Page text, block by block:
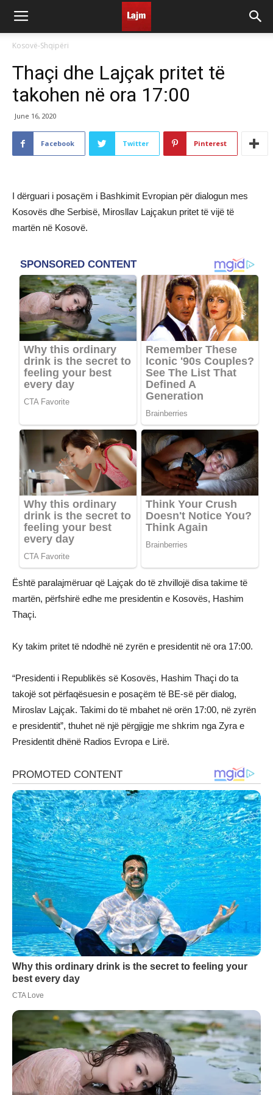
Kosovë-Shqipëri
Thaçi dhe Lajçak pritet të
takohen në ora 17:00
June 16, 2020
Facebook Twitter Pinterest
I dërguari i posaçëm i Bashkimit Evropian për dialogun mes
Kosovës dhe Serbisë, Mirosllav Lajçakun pritet të vijë të
martën në Kosovë.
Është paralajmëruar që Lajçak do të zhvillojë disa takime të
martën, përfshirë edhe me presidentin e Kosovës, Hashim
Thaçi.
Ky takim pritet të ndodhë në zyrën e presidentit në ora 17:00.
“Presidenti i Republikës së Kosovës, Hashim Thaçi do ta
takojë sot përfaqësuesin e posaçëm të BE-së për dialog,
Miroslav Lajçak. Takimi do të mbahet në orën 17:00, në zyrën
e presidentit”, thuhet në një përgjigje me shkrim nga Zyra e
Presidentit dhënë Radios Evropa e Lirë.